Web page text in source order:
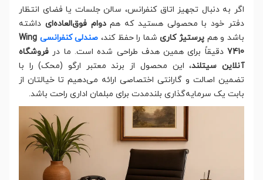
اگر به دنبال تجهیز اتاق کنفرانس، سالن جلسات یا فضای انتظار
دفتر خود با محصولی هستید که همدوام فوق‌العاده‌ای داشته
باشد و هم پرستیژ کاریشما را حفظ کند، صندلی کنفرانسی Wing
7410 دقیقاً برای همین هدف طراحی شده است. ما در فروشگاه
آنلاین سیتلند، این محصول از برند معتبر ارگو (محک) را با
تضمین اصالت و گارانتی اختصاصی ارائه می‌دهیم تا خیالتان از
بابت یک سرمایه‌گذاری بلندمدت برای مبلمان اداری راحت باشد.